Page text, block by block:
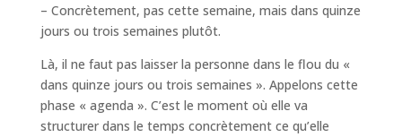
– Concrètement, pas cette semaine, mais dans quinze
jours ou trois semaines plutôt.
Là, il ne faut pas laisser la personne dans le flou du «
dans quinze jours ou trois semaines ». Appelons cette
phase « agenda ». C’est le moment où elle va
structurer dans le temps concrètement ce qu’elle